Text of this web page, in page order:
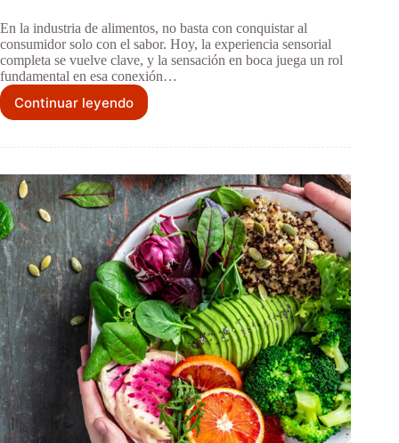
En la industria de alimentos, no basta con conquistar al
consumidor solo con el sabor. Hoy, la experiencia sensorial
completa se vuelve clave, y la sensación en boca juega un rol
fundamental en esa conexión…
Continuar leyendo
Experiencia